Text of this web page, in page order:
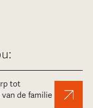
tot
de familie